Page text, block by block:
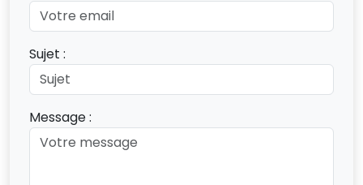
Sujet :
Message :